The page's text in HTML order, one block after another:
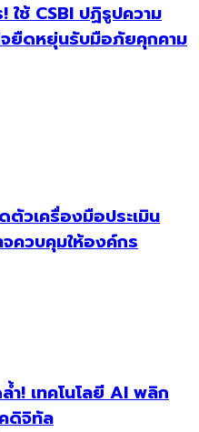
ช้ CSBI ปฏิรูปความ
ยืดหยุ่นรับมือภัยคุกคาม
วเครื่องมือประเมิน
ควบคุมให้องค์กร
ำ! เทคโนโลยี AI พลิก
ดิจิทัล